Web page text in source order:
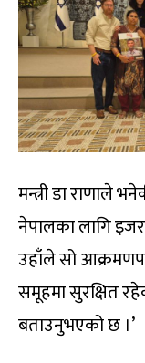
मन्त्री डा राणाले
नेपालका लागि
उहाँले सो
समूहमा सुरक्षित
बताउनुभएको छ ।’